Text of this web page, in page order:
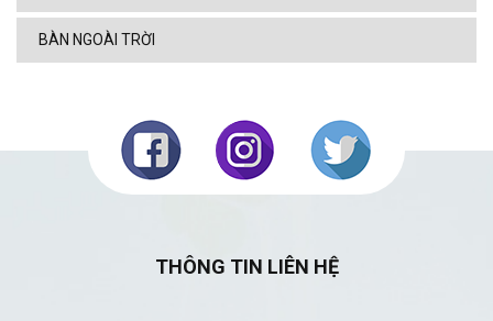
BÀN NGOÀI TRỜI
THÔNG TIN LIÊN HỆ